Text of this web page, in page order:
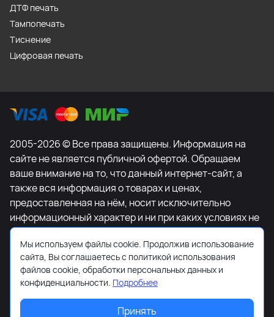
ДТФ печать
Тампопечать
Тиснение
Цифровая печать
2005-2026 © Все права защищены. Информация на
сайте не является публичной офертой. Обращаем
ваше внимание на то, что данный интернет-сайт, а
также вся информация о товарах и ценах,
предоставленная на нём, носит исключительно
информационный характер и ни при каких условиях не
является публичной офертой, определяемой
положениями Статьи 437 Гражданского кодекса
Российской Федерации. Для получения подробной
информации о наличии и стоимости указанных
товаров и (или) услуг, пожалуйста, обращайтесь к
менеджеру сайта с помощью специальной формы
Мы используем файлы cookie. Продолжив использование
сайта, Вы соглашаетесь с политикой использования
файлов cookie, обработки персональных данных и
конфиденциальности. Подробнее
Принять